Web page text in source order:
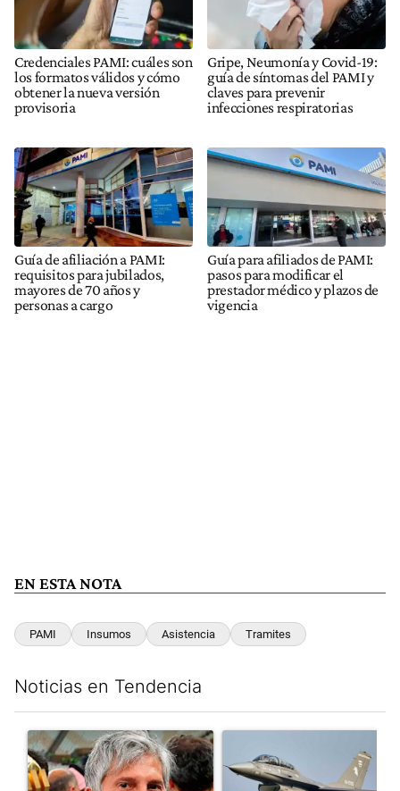
Credenciales PAMI: cuáles son
los formatos válidos y cómo
obtener la nueva versión
provisoria
Gripe, Neumonía y Covid-19:
guía de síntomas del PAMI y
claves para prevenir
infecciones respiratorias
Guía de afiliación a PAMI:
requisitos para jubilados,
mayores de 70 años y
personas a cargo
Guía para afiliados de PAMI:
pasos para modificar el
prestador médico y plazos de
vigencia
EN ESTA NOTA
PAMI Insumos Asistencia Tramites
Noticias en Tendencia
Un artículo de tendencia con el título "Murió Jorge Messi, el